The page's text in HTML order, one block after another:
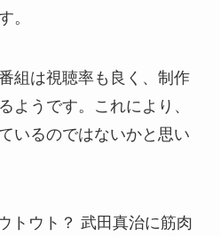
。
組は視聴率も良く、制作
ようです。これにより、
いるのではないかと思い